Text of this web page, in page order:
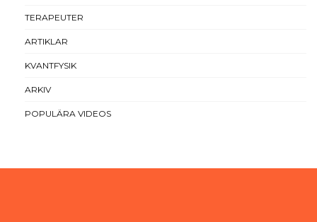
TERAPEUTER
ARTIKLAR
KVANTFYSIK
ARKIV
POPULÄRA VIDEOS